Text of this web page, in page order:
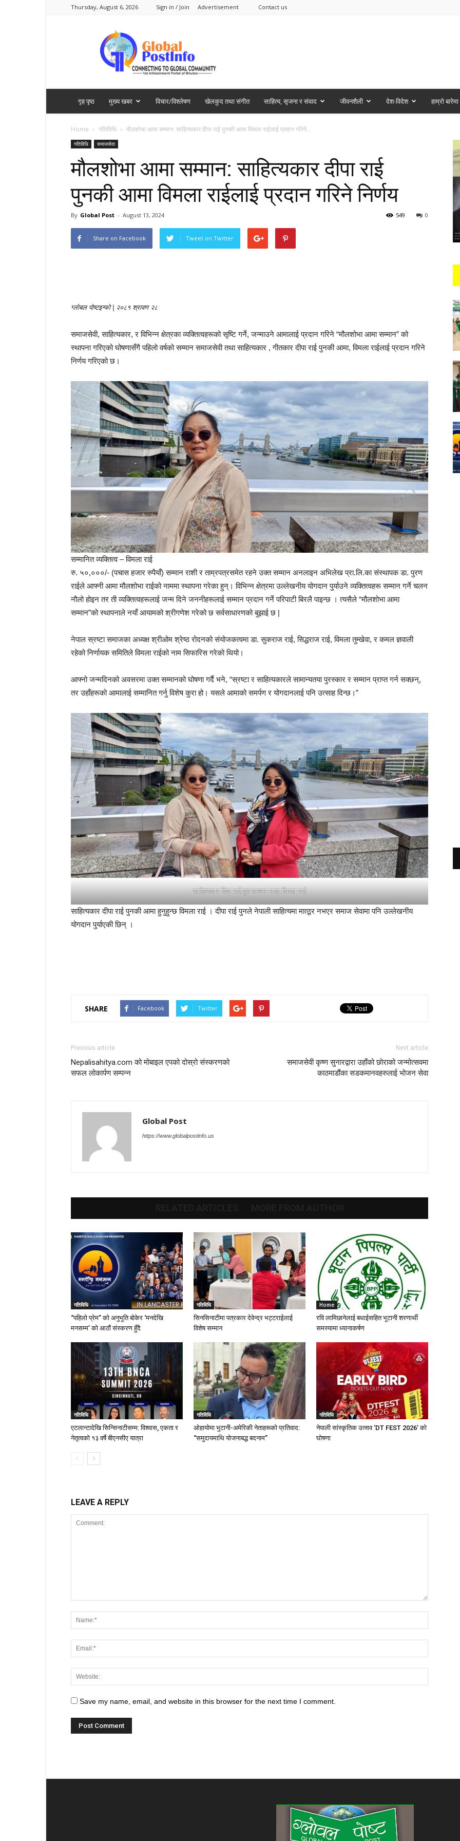
Thursday, August 6, 2026 Sign in / Join Advertisement Contact us
Global
PostInfo
गृह पृष्ठ मुख्य खबर विचार/विश्लेषण खेलकुद तथा संगीत साहित्य, सृजना र संवाद जीवनशैली देश-विदेश हाम्रो बारेमा
Home गतिविधि मौलशोभा आमा सम्मान: साहित्यकार दीपा राई पुनकी आमा विमला राईलाई प्रदान गरिने...
गतिविधि समाजसेवा
मौलशोभा आमा सम्मान: साहित्यकार दीपा राई
पुनकी आमा विमला राईलाई प्रदान गरिने निर्णय
By Global Post - August 13, 2024 0
549
Share on Facebook Tweet on Twitter
ग्लोबल पोष्टइन्फो | २०८१ श्रावण २८
समाजसेवी, साहित्यकार, र विभिन्न क्षेत्रका व्यक्तित्वहरूको सृष्टि गर्ने, जन्माउने आमालाई प्रदान गरिने “मौलशोभा आमा सम्मान” को
स्थापना गरिएको घोषणासँगै पहिलो वर्षको सम्मान समाजसेवी तथा साहित्यकार , गीतकार दीपा राई पुनकी आमा, विमला राईलाई प्रदान गरिने
निर्णय गरिएको छ।
सम्मानित व्यक्तित्व – विमला राई
रु. ५०,०००/- (पचास हजार रुपैयाँ) सम्मान राशी र ताम्रपत्रसमेत रहने उक्त सम्मान अनलाइन अभिलेख प्रा.लि.का संस्थापक डा. पुरण
राईले आफ्नी आमा मौलशोभा राईको नाममा स्थापना गरेका हुन्। विभिन्न क्षेत्रमा उल्लेखनीय योगदान पुर्याउने व्यक्तित्वहरू सम्मान गर्ने चलन
नौलो होइन तर ती व्यक्तित्वहरूलाई जन्म दिने जननीहरूलाई सम्मान प्रदान गर्ने परिपाटी बिरलै पाइन्छ । त्यसैले “मौलशोभा आमा
सम्मान”को स्थापनाले नयाँ आयामको श्रीगणेश गरेको छ सर्वसाधारणको बुझाई छ |
नेपाल स्रष्टा समाजका अध्यक्ष श्रीओम श्रेष्ठ रोदनको संयोजकत्वमा डा. सुकराज राई, सिद्धराज राई, विमला तुम्खेवा, र कमल ज्ञवाली
रहेको निर्णायक समितिले विमला राईको नाम सिफारिस गरेको थियो।
आफ्नो जन्मदिनको अवसरमा उक्त सम्मानको घोषणा गर्दै भने, “स्रष्टा र साहित्यकारले सामान्यतया पुरस्कार र सम्मान प्राप्त गर्न सक्छन्,
तर उहाँहरूको आमालाई सम्मानित गर्नु विशेष कुरा हो। यसले आमाको समर्पण र योगदानलाई पनि उत्साह दिन्छ।”
साहित्यकार दिपा राई पुन साथमा माता विमला राई
साहित्यकार दीपा राई पुनकी आमा हुनुहुन्छ विमला राई । दीपा राई पुनले नेपाली साहित्यमा मात्ठूर नभएर समाज सेवामा पनि उल्लेखनीय
योगदान पुर्याएकी छिन् ।
SHARE Facebook Twitter
Previous article
Nepalisahitya.com को मोबाइल एपको दोस्रो संस्करणको
सफल लोकार्पण सम्पन्न
Next article
समाजसेवी कृष्ण सुनारद्वारा उहाँको छोराको जन्मोत्सवमा
काठमाडौंका सडकमानवहरुलाई भोजन सेवा
Global Post
https://www.globalpostinfo.us
गतिविधि
“पहिलो प्रेम” को अनुभूति बोकेर ‘मनदेखि
मनसम्म’ को आठौं संस्करण हुँदै
गतिविधि
सिनसिनाटीमा पत्रकार देवेन्द्र भट्टराईलाई
विशेष सम्मान
Home
रवि लामिछानेलाई बधाईसहित भूटानी शरणार्थी
समस्यामा ध्यानाकर्षण
गतिविधि
एटलान्टादेखि सिन्सिनाटीसम्म: विश्वास, एकता र
नेतृत्वको १३ वर्षे बीएनसीए यात्रा
गतिविधि
ओहायोमा भुटानी-अमेरिकी नेताहरूको प्रतिवाद:
“समुदायमाथि योजनाबद्ध बदनाम”
गतिविधि
नेपाली सांस्कृतिक उत्सव ‘DT FEST 2026’ को
घोषणा
LEAVE A REPLY
Save my name, email, and website in this browser for the next time I comment.